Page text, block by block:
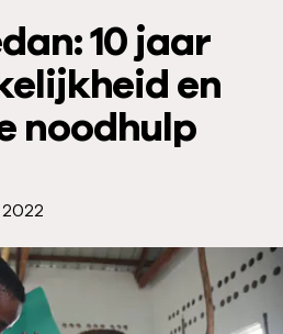
10 jaar
en
noodhulp